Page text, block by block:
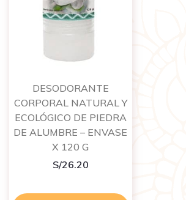
DESODORANTE
CORPORAL NATURAL Y
ECOLÓGICO DE PIEDRA
DE ALUMBRE – ENVASE
X 120 G
S/26.20